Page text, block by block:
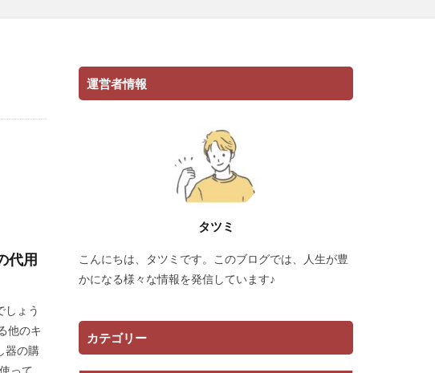
代用
しょう
他のキ
器の購
って、
運営者情報
タツミ
こんにちは、タツミです。このブログでは、人生が豊
かになる様々な情報を発信しています♪
カテゴリー